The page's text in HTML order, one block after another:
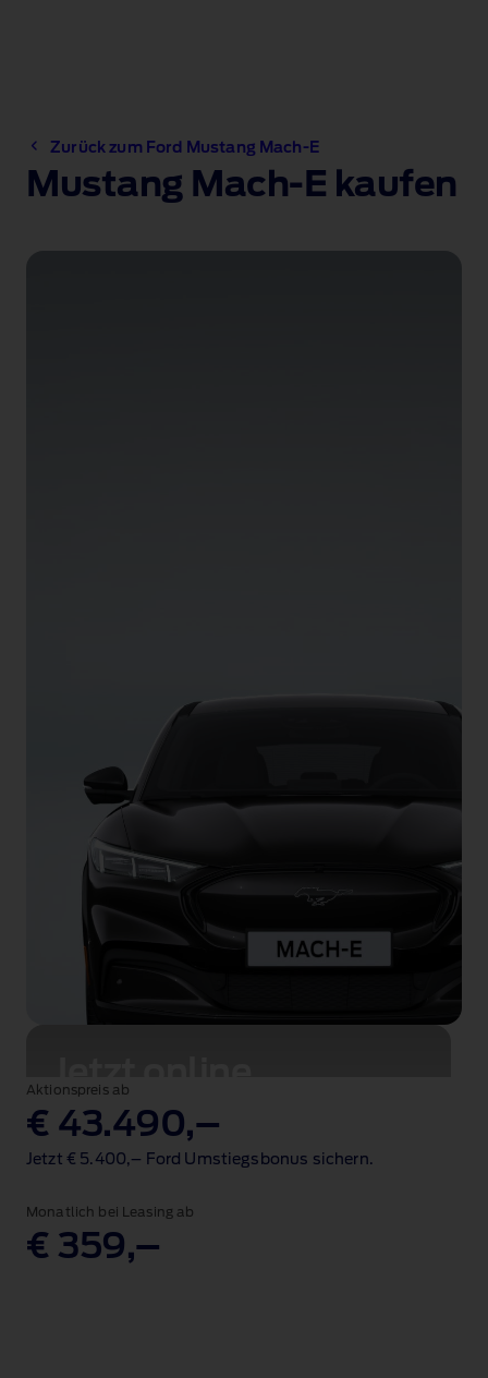
Zurück zum Ford Mustang Mach-E
Mustang Mach-E kaufen
bestellen
Aktionspreis ab
€ 43.490,–
Jetzt € 5.400,– Ford Umstiegsbonus sichern.
Monatlich bei Leasing ab
€ 359,–